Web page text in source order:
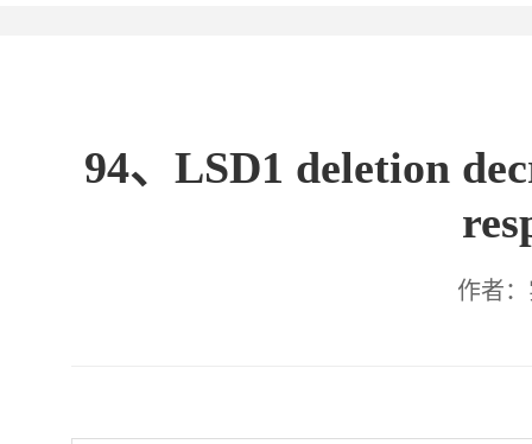
94、LSD1 deletion
作者